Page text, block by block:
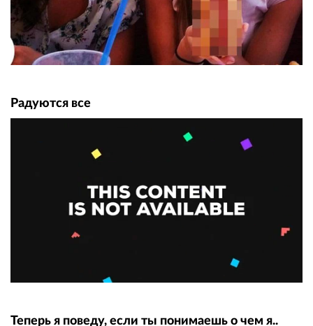
Радуются все
Теперь я поведу, если ты понимаешь о чем я..